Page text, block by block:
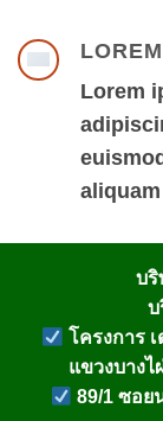
Lorem
บริ
บ
โครงการ
แขวงบาง
89/1 ซอย